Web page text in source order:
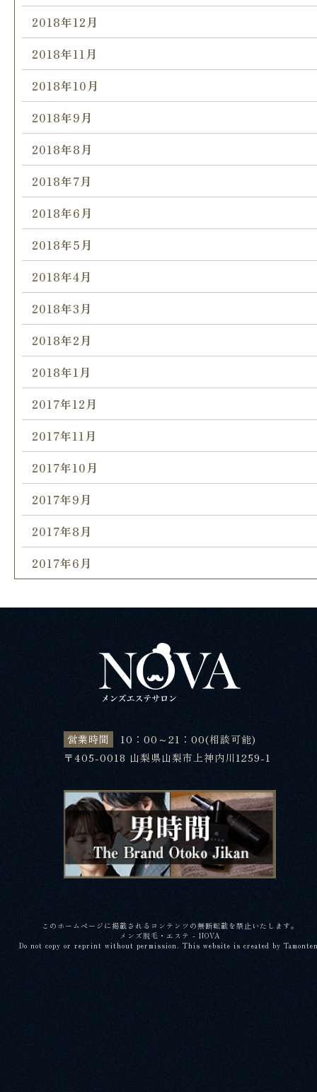
2018年12月
2018年11月
2018年10月
2018年9月
2018年8月
2018年7月
2018年6月
2018年5月
2018年4月
2018年3月
2018年2月
2018年1月
2017年12月
2017年11月
2017年10月
2017年9月
2017年8月
2017年6月
営業時間
10：00～21：00(相談可能)
〒405-0018 山梨県山梨市上神内川1259-1
このホームページに掲載されるコンテンツの無断転載を禁止いたします。
メンズ脱毛・エステ - NOVA
Do not copy or reprint without permission. This website is created by